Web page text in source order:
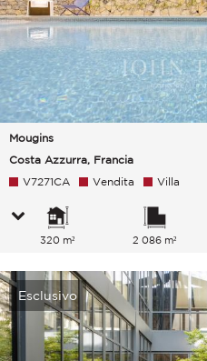
Mougins
Costa Azzurra, Francia
V7271CA Vendita Villa
320 m² 2 086 m²
Esclusivo